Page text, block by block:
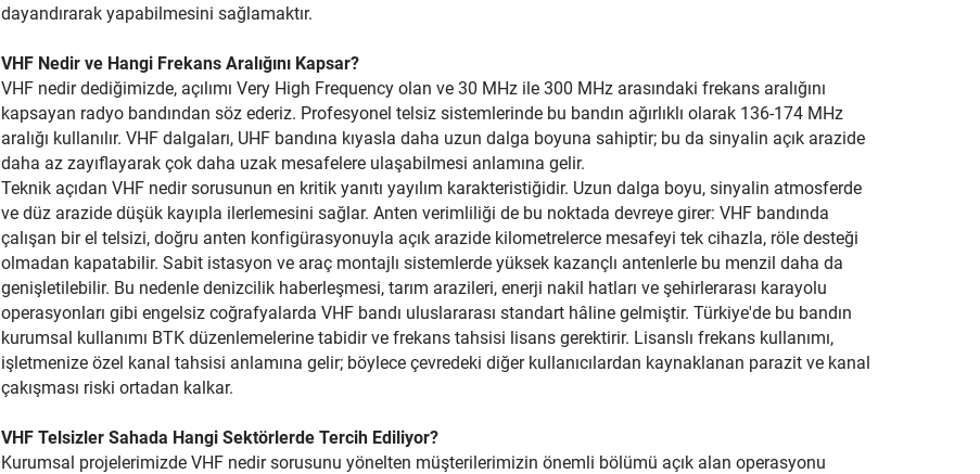
dayandırarak yapabilmesini sağlamaktır.
VHF Nedir ve Hangi Frekans Aralığını Kapsar?
VHF nedir dediğimizde, açılımı Very High Frequency olan ve 30 MHz ile 300 MHz arasındaki frekans aralığını
kapsayan radyo bandından söz ederiz. Profesyonel telsiz sistemlerinde bu bandın ağırlıklı olarak 136-174 MHz
aralığı kullanılır. VHF dalgaları, UHF bandına kıyasla daha uzun dalga boyuna sahiptir; bu da sinyalin açık arazide
daha az zayıflayarak çok daha uzak mesafelere ulaşabilmesi anlamına gelir.
Teknik açıdan VHF nedir sorusunun en kritik yanıtı yayılım karakteristiğidir. Uzun dalga boyu, sinyalin atmosferde
ve düz arazide düşük kayıpla ilerlemesini sağlar. Anten verimliliği de bu noktada devreye girer: VHF bandında
çalışan bir el telsizi, doğru anten konfigürasyonuyla açık arazide kilometrelerce mesafeyi tek cihazla, röle desteği
olmadan kapatabilir. Sabit istasyon ve araç montajlı sistemlerde yüksek kazançlı antenlerle bu menzil daha da
genişletilebilir. Bu nedenle denizcilik haberleşmesi, tarım arazileri, enerji nakil hatları ve şehirlerarası karayolu
operasyonları gibi engelsiz coğrafyalarda VHF bandı uluslararası standart hâline gelmiştir. Türkiye'de bu bandın
kurumsal kullanımı BTK düzenlemelerine tabidir ve frekans tahsisi lisans gerektirir. Lisanslı frekans kullanımı,
işletmenize özel kanal tahsisi anlamına gelir; böylece çevredeki diğer kullanıcılardan kaynaklanan parazit ve kanal
çakışması riski ortadan kalkar.
VHF Telsizler Sahada Hangi Sektörlerde Tercih Ediliyor?
Kurumsal projelerimizde VHF nedir sorusunu yönelten müşterilerimizin önemli bölümü açık alan operasyonu